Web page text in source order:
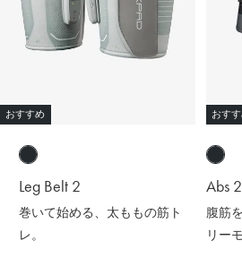
おすすめ
Leg Belt 2
巻いて始める、太ももの筋ト
レ。
おす
Abs 2
腹筋
リー